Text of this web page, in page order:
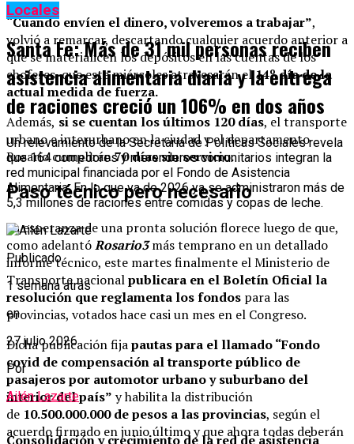
“Cuando envíen el dinero, volveremos a trabajar”,
volvió a remarcar, descartando cualquier acuerdo anterior a
que se materialicen los depósitos en las cuentas de los
choferes, que este miércoles atravesarán el14º día de la
actual medida de fuerza.
Además, si se cuentan los últimos 120 días, el transporte
urbano e interurbano en la ciudad y el departamento
Rosario cumplirán70 días sin servicio.
Paso técnico pero necesario
La esperanza de una pronta solución florece luego de que,
como adelantóRosario3 más temprano en un detallado
informe técnico, este martes finalmente el Ministerio de
Transporte nacionalpublicara en el Boletín Oficial la
resolución que reglamenta los fondos para las
provincias, votados hace casi un mes en el Congreso.
Dicha publicación fijapautas para el llamado “Fondo
covid de compensación al transporte público de
pasajeros por automotor urbano y suburbano del
interior del país” y habilita la distribución
de 10.500.000.000 de pesos a las provincias, según el
acuerdo firmado en junio último y que ahora todas deberán
Locales
Santa Fe: Más de 31 mil personas reciben
asistencia alimentaria diaria y la entrega
de raciones creció un 106% en dos años
Un relevamiento de la Secretaría de Políticas Sociales revela
que 164 comedores y merenderos comunitarios integran la
red municipal financiada por el Fondo de Asistencia
Alimentaria. En lo que va de 2026 ya se administraron más de
5,3 millones de raciones entre comidas y copas de leche.
Publicado
1 semana atrás
en
27 julio 2026
Por
Ailén Lazarte
Consolidación y crecimiento de la red de asistencia